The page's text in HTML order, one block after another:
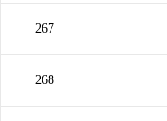
267
268